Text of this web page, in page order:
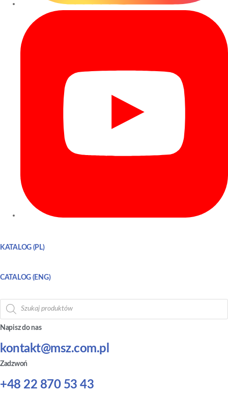
KATALOG (PL)
CATALOG (ENG)
Wyszukiwarka
produktów
Napisz do nas
kontakt@msz.com.pl
Zadzwoń
+48 22 870 53 43